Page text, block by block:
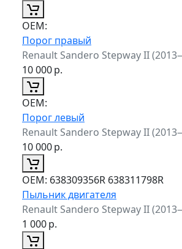
ОЕМ:
Порог правый
Renault Sandero Stepway II
10 000р.
ОЕМ:
Порог левый
Renault Sandero Stepway II
10 000р.
ОЕМ: 638309356R 638311798R
Пыльник двигателя
Renault Sandero Stepway II
1 000р.